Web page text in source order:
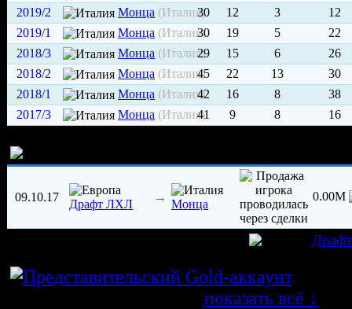
2019/2
Монца (Италия)30 12 3
12
2019/1
Монца (Италия)30 19 5
22
2018/3
Монца (Италия)29 15 6
26
2018/2
Монца (Италия)45 22 13
30
2018/1
Монца (Италия)
42 16 8
38
2017/3
Монца (Италия)
41 9 8 16
09.10.17
Драфт ЛХЛ
→
Монца
0.00M
показать всё ↓